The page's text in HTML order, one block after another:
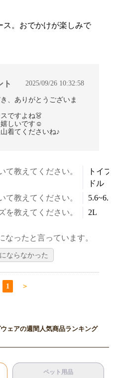
ス。おでかけが楽しみで
ト 2025/09/26 10:32:58
、ありがとうございま
ですよね👗
しいです☺
着てくださいね♪
て教えてください。
トイプ
ドル
て教えてください。
を教えてください。
2L
なったと言っています。
ならなかった
1 ＞
ェアの週間人気商品ランキング
ペット用品